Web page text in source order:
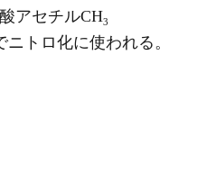
アセチルCH3
ニトロ化に使われる。